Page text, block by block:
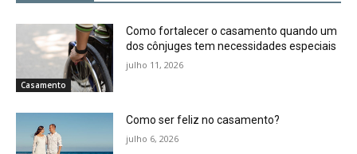
Casamento
Como fortalecer o casamento quando um
dos cônjuges tem necessidades especiais
julho 11, 2026
Como ser feliz no casamento?
julho 6, 2026